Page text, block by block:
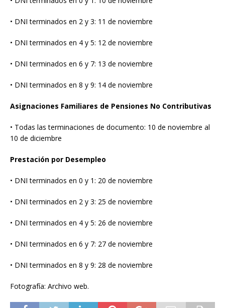
• DNI terminados en 2 y 3: 11 de noviembre
• DNI terminados en 4 y 5: 12 de noviembre
• DNI terminados en 6 y 7: 13 de noviembre
• DNI terminados en 8 y 9: 14 de noviembre
Asignaciones Familiares de Pensiones No Contributivas
• Todas las terminaciones de documento: 10 de noviembre al
10 de diciembre
Prestación por Desempleo
• DNI terminados en 0 y 1: 20 de noviembre
• DNI terminados en 2 y 3: 25 de noviembre
• DNI terminados en 4 y 5: 26 de noviembre
• DNI terminados en 6 y 7: 27 de noviembre
• DNI terminados en 8 y 9: 28 de noviembre
Fotografía: Archivo web.